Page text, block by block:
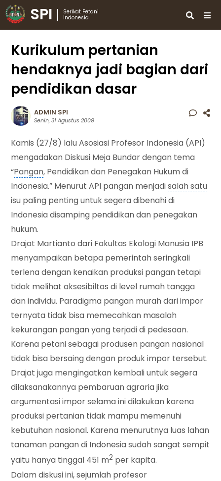
SPI
Serikat Petani
Indonesia
Kurikulum pertanian
hendaknya jadi bagian dari
pendidikan dasar
ADMIN SPI
Senin, 31 Agustus 2009
Kamis (27/8) lalu Asosiasi Profesor Indonesia (API)
mengadakan Diskusi Meja Bundar dengan tema
“Pangan, Pendidikan dan Penegakan Hukum di
Indonesia.” Menurut API pangan menjadisalah satu
isu paling penting untuk segera dibenahi di
Indonesia disamping pendidikan dan penegakan
hukum.
Drajat Martianto dari Fakultas Ekologi Manusia IPB
menyampaikan betapa pemerintah seringkali
terlena dengan kenaikan produksi pangan tetapi
tidak melihat aksesibiltas di level rumah tangga
dan individu. Paradigma pangan murah dari impor
ternyata tidak bisa memecahkan masalah
kekurangan pangan yang terjadi di pedesaan.
Karena petani sebagai produsen pangan nasional
tidak bisa bersaing dengan produk impor tersebut.
Drajat juga mengingatkan kembali untuk segera
dilaksanakannya pembaruan agraria jika
argumentasi impor selama ini dilakukan karena
produksi pertanian tidak mampu memenuhi
kebutuhan nasional. Karena menurutnya luas lahan
tanaman pangan di Indonesia sudah sangat sempit
yaitu hanya tinggal 451 m2 per kapita.
Dalam diskusi ini, sejumlah profesor